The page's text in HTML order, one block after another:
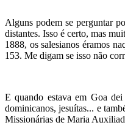
Alguns podem se perguntar
distantes. Isso é certo, mas
1888, os salesianos éramos
153. Me digam se isso não
E quando estava em Goa
dominicanos, jesuítas... e
Missionárias de Maria